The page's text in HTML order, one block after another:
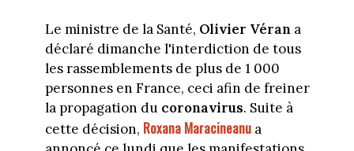
Le ministre de la Santé, Olivier Vérana
déclaré dimanche l'interdiction de tous
les rassemblements de plus de 1 000
personnes en France, ceci afin de freiner
la propagation du coronavirus. Suite à
cette décision, Roxana Maracineanu a